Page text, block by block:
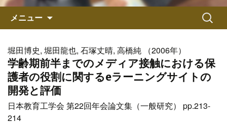
メニュー
ン
ツ
へ
ス
キ
ッ
検
索:
堀田博史, 堀田龍也, 石塚丈晴, 高橋純 （2006年）
学齢期前半までのメディア接触における保
護者の役割に関するeラーニングサイトの
開発と評価
日本教育工学会 第22回年会論文集（一般研究） pp.213-
214